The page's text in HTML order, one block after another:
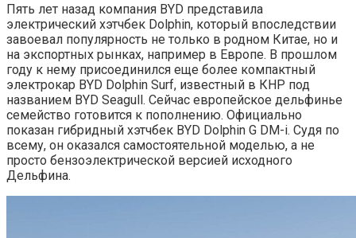
Пять лет назад компания BYD представила
электрический хэтчбек Dolphin, который впоследствии
завоевал популярность не только в родном Китае, но и
на экспортных рынках, например в Европе. В прошлом
году к нему присоединился еще более компактный
электрокар BYD Dolphin Surf, известный в КНР под
названием BYD Seagull. Сейчас европейское дельфинье
семейство готовится к пополнению. Официально
показан гибридный хэтчбек BYD Dolphin G DM-i. Судя по
всему, он оказался самостоятельной моделью, а не
просто бензоэлектрической версией исходного
Дельфина.